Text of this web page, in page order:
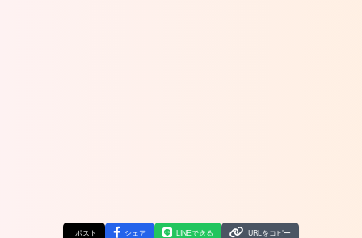
ポスト シェア LINEで送る URLをコピー